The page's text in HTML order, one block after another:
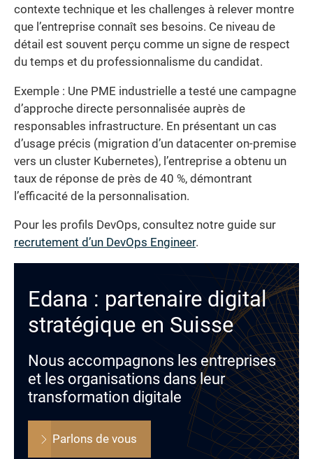
contexte technique et les challenges à relever montre
que l’entreprise connaît ses besoins. Ce niveau de
détail est souvent perçu comme un signe de respect
du temps et du professionnalisme du candidat.
Exemple : Une PME industrielle a testé une campagne
d’approche directe personnalisée auprès de
responsables infrastructure. En présentant un cas
d’usage précis (migration d’un datacenter on-premise
vers un cluster Kubernetes), l’entreprise a obtenu un
taux de réponse de près de 40 %, démontrant
l’efficacité de la personnalisation.
Pour les profils DevOps, consultez notre guide sur
recrutement d’un DevOps Engineer.
Edana : partenaire digital
stratégique en Suisse
Nous accompagnons les entreprises
et les organisations dans leur
transformation digitale
Parlons de vous